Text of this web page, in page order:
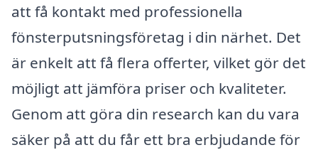
att få kontakt med professionella
fönsterputsningsföretag i din närhet. Det
är enkelt att få flera offerter, vilket gör det
möjligt att jämföra priser och kvaliteter.
Genom att göra din research kan du vara
säker på att du får ett bra erbjudande för